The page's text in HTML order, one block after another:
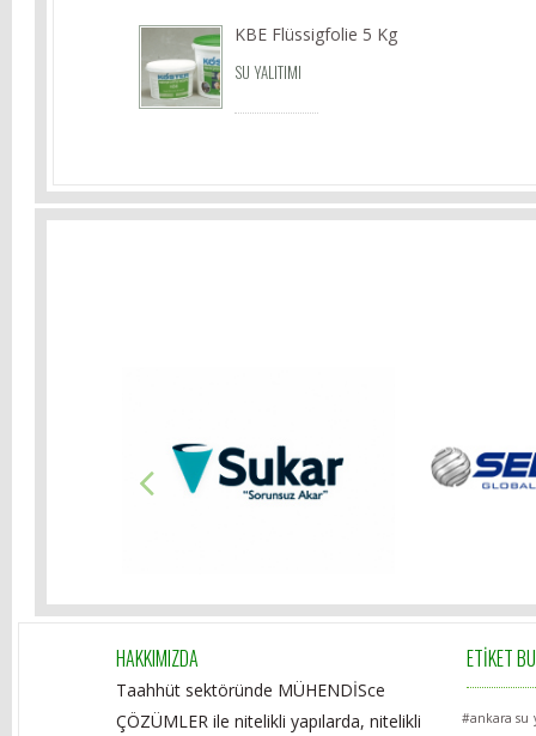
KBE Flüssigfolie 5 Kg
SU YALITIMI
HAKKIMIZDA
Taahhüt sektöründe MÜHENDİSce
ÇÖZÜMLER ile nitelikli yapılarda, nitelikli
ETİKET
#ankara su